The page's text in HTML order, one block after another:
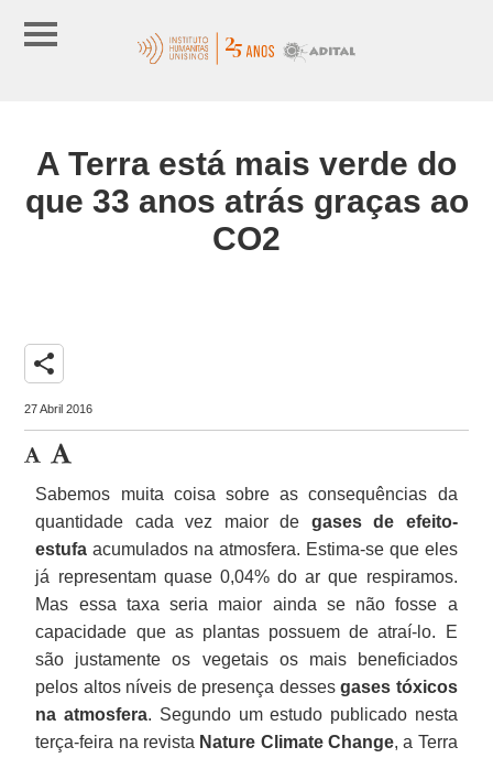
A Terra está mais verde do
que 33 anos atrás graças ao
CO2
share
27 Abril 2016
Sabemos muita coisa sobre as consequências da
quantidade cada vez maior de gases de efeito-
estufa acumulados na atmosfera. Estima-se que eles
já representam quase 0,04% do ar que respiramos.
Mas essa taxa seria maior ainda se não fosse a
capacidade que as plantas possuem de atraí-lo. E
são justamente os vegetais os mais beneficiados
pelos altos níveis de presença dessesgases tóxicos
na atmosfera. Segundo um estudo publicado nesta
terça-feira na revista Nature Climate Change, a Terra